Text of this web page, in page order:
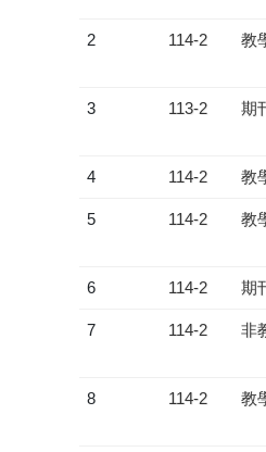
2 114-2 教
3 113-2 期
4 114-2 教
5 114-2 教
6 114-2 期
7 114-2 非
8 114-2 教